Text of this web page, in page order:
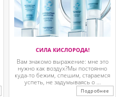
СИЛА КИСЛОРОДА!
Вам знакомо выражение: мне это
нужно как воздух?Мы постоянно
куда-то бежим, спешим, стараемся
успеть, не задумываясь о ...
Подробнее